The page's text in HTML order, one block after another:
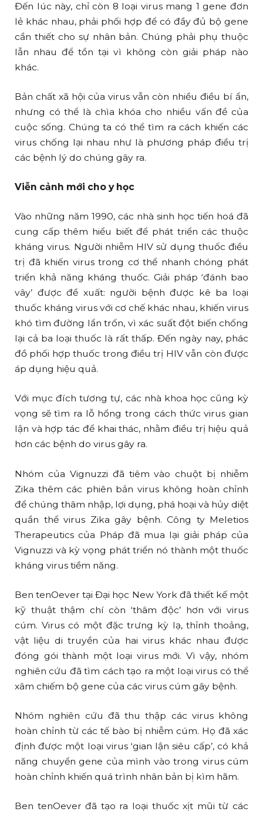
Đến lúc này, chỉ còn 8 loại virus mang 1 gene đơn
lẻ khác nhau, phải phối hợp để có đầy đủ bộ gene
cần thiết cho sự nhân bản. Chúng phải phụ thuộc
lẫn nhau để tồn tại vì không còn giải pháp nào
khác.
Bản chất xã hội của virus vẫn còn nhiều điều bí ẩn,
nhưng có thể là chìa khóa cho nhiều vấn đề của
cuộc sống. Chúng ta có thể tìm ra cách khiến các
virus chống lại nhau như là phương pháp điều trị
các bệnh lý do chúng gây ra.
Viễn cảnh mới cho y học
Vào những năm 1990, các nhà sinh học tiến hoá đã
cung cấp thêm hiểu biết để phát triển các thuộc
kháng virus. Người nhiễm HIV sử dụng thuốc điều
trị đã khiến virus trong cơ thể nhanh chóng phát
triển khả năng kháng thuốc. Giải pháp ‘đánh bao
vây’ được đề xuất: người bệnh được kê ba loại
thuốc kháng virus với cơ chế khác nhau, khiến virus
khó tìm đường lẩn trốn, vì xác suất đột biến chống
lại cả ba loại thuốc là rất thấp. Đến ngày nay, phác
đồ phối hợp thuốc trong điều trị HIV vẫn còn được
áp dụng hiệu quả.
Với mục đích tương tự, các nhà khoa học cũng kỳ
vọng sẽ tìm ra lỗ hổng trong cách thức virus gian
lận và hợp tác để khai thác, nhằm điều trị hiệu quả
hơn các bệnh do virus gây ra.
Nhóm của Vignuzzi đã tiêm vào chuột bị nhiễm
Zika thêm các phiên bản virus không hoàn chỉnh
để chúng thâm nhập, lợi dụng, phá hoại và hủy diệt
quần thể virus Zika gây bệnh. Công ty Meletios
Therapeutics của Pháp đã mua lại giải pháp của
Vignuzzi và kỳ vọng phát triển nó thành một thuốc
kháng virus tiềm năng.
Ben tenOever tại Đại học New York đã thiết kế một
kỹ thuật thậm chí còn ‘thâm độc’ hơn với virus
cúm. Virus có một đặc trưng kỳ lạ, thỉnh thoảng,
vật liệu di truyền của hai virus khác nhau được
đóng gói thành một loại virus mới. Vì vậy, nhóm
nghiên cứu đã tìm cách tạo ra một loại virus có thể
xâm chiếm bộ gene của các virus cúm gây bệnh.
Nhóm nghiên cứu đã thu thập các virus không
hoàn chỉnh từ các tế bào bị nhiễm cúm. Họ đã xác
định được một loại virus ‘gian lận siêu cấp’, có khả
năng chuyển gene của mình vào trong virus cúm
hoàn chỉnh khiến quá trình nhân bản bị kìm hãm.
Ben tenOever đã tạo ra loại thuốc xịt mũi từ các